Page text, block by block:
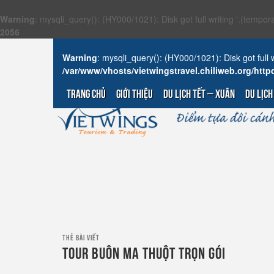
Warning: mysqli_query(): (HY000/1021): Disk got full writing
2056
Warning: mysqli_query(): (HY000/1021): Disk got
/var/www/vhosts/vietwingstravel.chiliweb.org/
TRANG CHỦ GIỚI THIỆU DU LỊCH TẾT – XUÂN DU
THẺ BÀI VIẾT
TOUR BUÔN MA THUỘT TRỌN GÓI